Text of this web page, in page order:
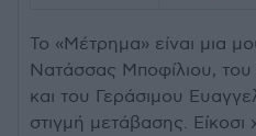
Το «Μέτρημα» είναι μια
Νατάσσας Μποφίλιου,
και του Γεράσιμου
στιγμή μετάβασης. Είκοσι